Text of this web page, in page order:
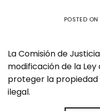
POSTED ON
La Comisión de
modificación de la
proteger la
ilegal.